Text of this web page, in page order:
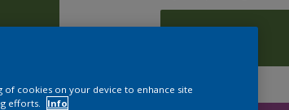
6010
Grootte
of cookies on your device to enhance site
efforts.
Info